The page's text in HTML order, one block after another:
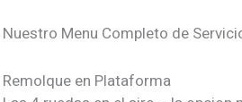
Nuestro Menu Completo de
Remolque en Plataforma